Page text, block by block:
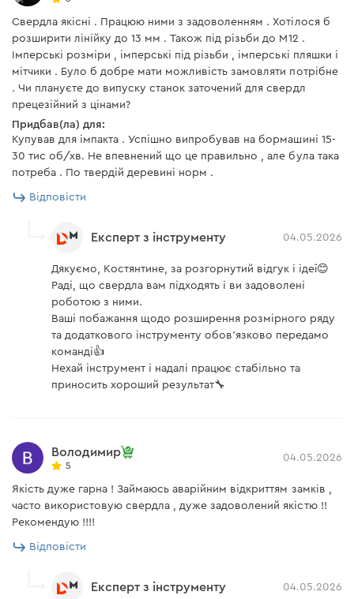
Свердла якісні . Працюю ними з задоволенням . Хотілося б
розширити лінійку до 13 мм . Також під різьби до М12 .
Імперські розміри , імперські під різьби , імперські пляшки і
мітчики . Було б добре мати можливість замовляти потрібне
. Чи плануєте до випуску станок заточений для свердл
прецезійний з цінами?
Придбав(ла) для:
Купував для імпакта . Успішно випробував на бормашині 15-
30 тис об/хв. Не впевнений що це правильно , але була така
потреба . По твердій деревині норм .
Відповісти
Експерт з інструменту 04.05.2026
Дякуємо, Костянтине, за розгорнутий відгук і ідеї😊
Раді, що свердла вам підходять і ви задоволені
роботою з ними.
Ваші побажання щодо розширення розмірного ряду
та додаткового інструменту обов’язково передамо
команді👍
Нехай інструмент і надалі працює стабільно та
приносить хороший результат🔧
Володимир
5
04.05.2026
Якість дуже гарна ! Займаюсь аварійним відкриттям замків ,
часто використовую свердла , дуже задоволений якістю !!
Рекомендую !!!!
Відповісти
Експерт з інструменту 04.05.2026